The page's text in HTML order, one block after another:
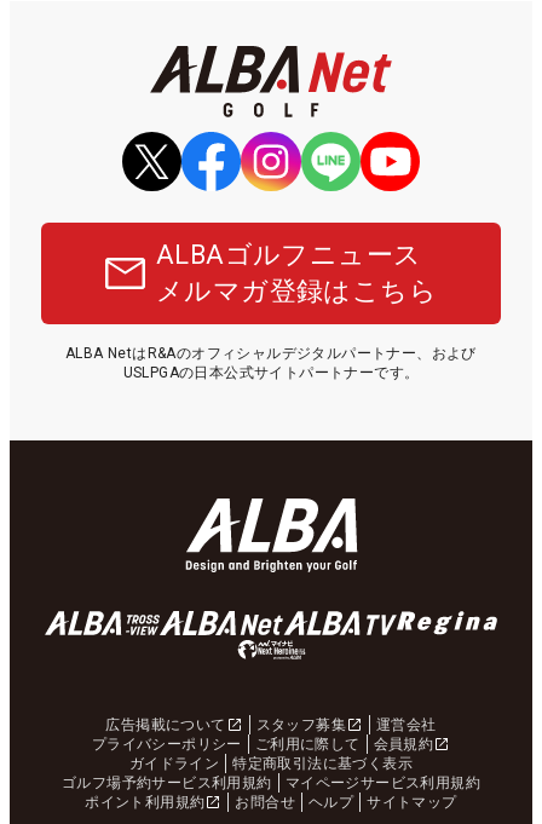
ALBAゴルフニュース
メルマガ登録はこちら
ALBA NetはR&Aのオフィシャルデジタルパートナー、および
USLPGAの日本公式サイトパートナーです。
広告掲載について スタッフ募集
運営会社
プライバシーポリシー
ご利用に際して
会員規約
ガイドライン
特定商取引法に基づく表示
ゴルフ場予約サービス利用規約
マイページサービス利用規約
ポイント利用規約
お問合せ ヘルプ サイトマップ